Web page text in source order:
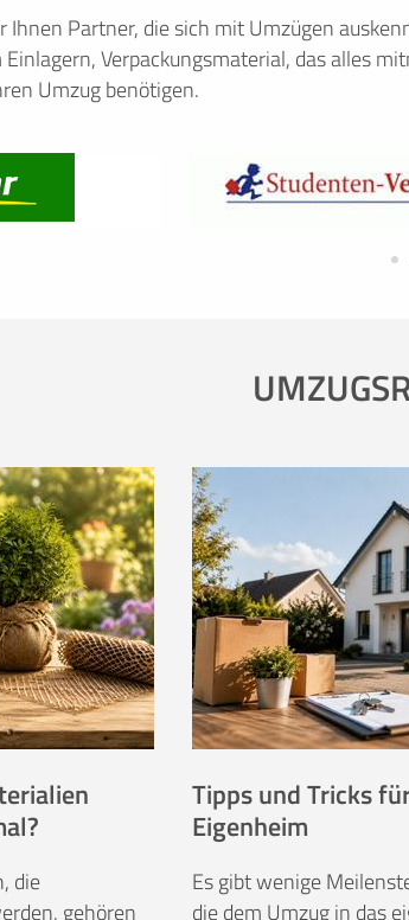
Partner, die sich mit Umzügen
Verpackungsmaterial, das alles
Umzug benötigen.
die
gehören
Tipps und Tricks
Eigenheim
Es gibt wenige
die dem Umzug in das